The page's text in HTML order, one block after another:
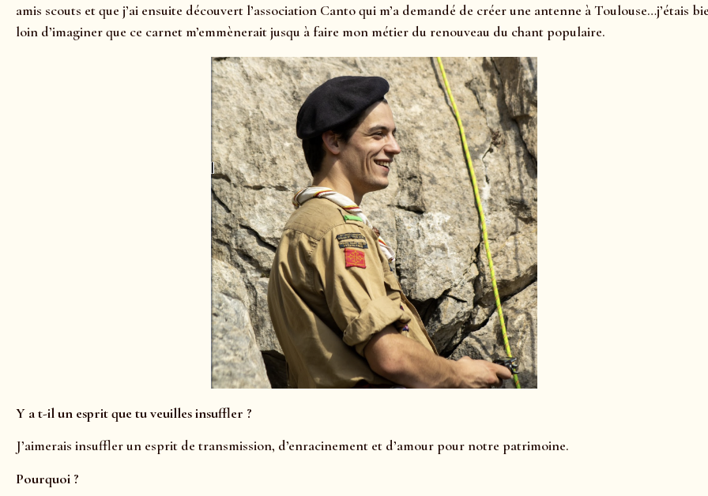
amis scouts et que j’ai ensuite découvert l’association Canto qui m’a demandé de créer une antenne à Toulouse…j’étais
loin d’imaginer que ce carnet m’emmènerait jusqu à faire mon métier du renouveau du chant populaire.
Y a t-il un esprit que tu veuilles insuffler ?
J’aimerais insuffler un esprit de transmission, d’enracinement et d’amour pour notre patrimoine.
Pourquoi ?